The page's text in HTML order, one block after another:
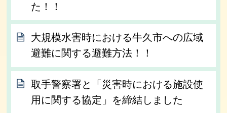
た！！
大規模水害時における牛久市への広域
避難に関する避難方法！！
取手警察署と「災害時における施設使
用に関する協定」を締結しました